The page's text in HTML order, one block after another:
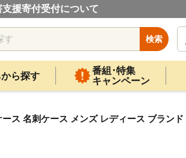
援寄付受付について
検索
から探す
番組･特集
キャンペーン
ス 名刺ケース メンズ レディース ブラン